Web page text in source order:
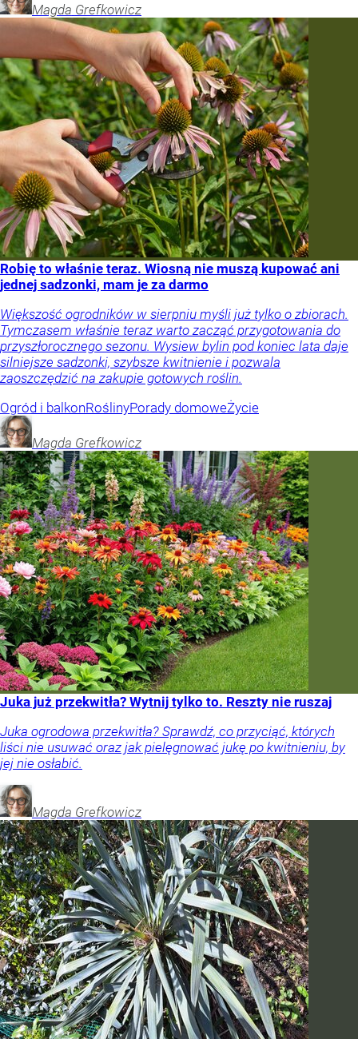
Magda Grefkowicz
Robię to właśnie teraz. Wiosną nie muszą kupować ani
jednej sadzonki, mam je za darmo
Większość ogrodników w sierpniu myśli już tylko o zbiorach.
Tymczasem właśnie teraz warto zacząć przygotowania do
przyszłorocznego sezonu. Wysiew bylin pod koniec lata daje
silniejsze sadzonki, szybsze kwitnienie i pozwala
zaoszczędzić na zakupie gotowych roślin.
Ogród i balkonRoślinyPorady domoweŻycie
Magda Grefkowicz
Juka już przekwitła? Wytnij tylko to. Reszty nie ruszaj
Juka ogrodowa przekwitła? Sprawdź, co przyciąć, których
liści nie usuwać oraz jak pielęgnować jukę po kwitnieniu, by
jej nie osłabić.
Magda Grefkowicz